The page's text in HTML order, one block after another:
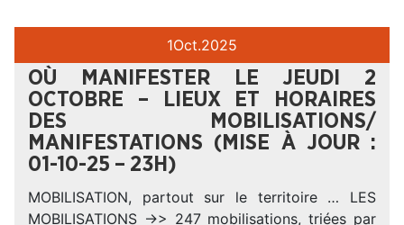
1Oct.2025
OÙ MANIFESTER LE JEUDI 2
OCTOBRE – LIEUX ET HORAIRES
DES MOBILISATIONS/
MANIFESTATIONS (MISE À JOUR :
01-10-25 – 23H)
MOBILISATION, partout sur le territoire … LES
MOBILISATIONS ->> 247 mobilisations, triées par